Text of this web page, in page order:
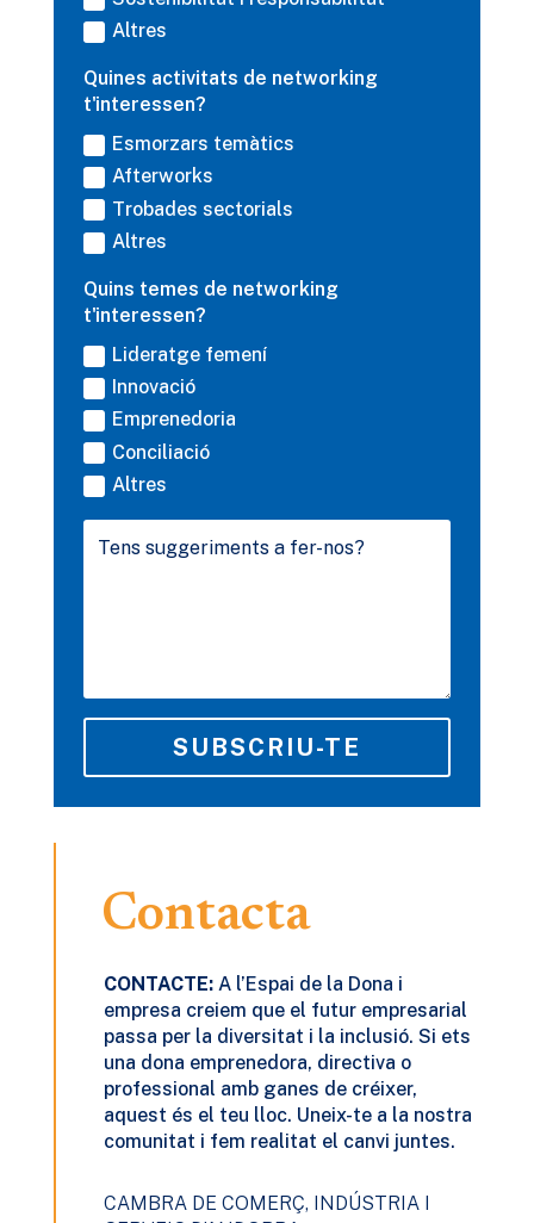
Altres
Quines activitats de networking
t'interessen?
Esmorzars temàtics
Afterworks
Trobades sectorials
Altres
Quins temes de networking
t'interessen?
Lideratge femení
Innovació
Emprenedoria
Conciliació
Altres
SUBSCRIU-TE
Contacta
CONTACTE:A l’Espai de la Dona i
empresa creiem que el futur empresarial
passa per la diversitat i la inclusió. Si ets
una dona emprenedora, directiva o
professional amb ganes de créixer,
aquest és el teu lloc. Uneix-te a la nostra
comunitat i fem realitat el canvi juntes.
CAMBRA DE COMERÇ, INDÚSTRIA I